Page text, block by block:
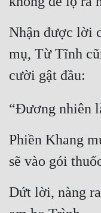
Mạt Thế
Ngược
Nữ Cường
Nữ Phụ
Phong Thủy - Tâm Linh
Phương Tây
Nhận được lời
mụ, Từ Tĩnh
cười gật đầu:
“Đương nhiên
Phiền Khang
sẽ vào gói
Dứt lời, nàng